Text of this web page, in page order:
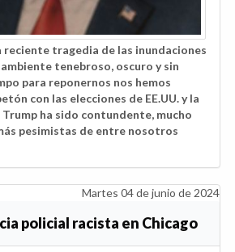
reciente tragedia de las inundaciones
tenebroso, oscuro y sin
para reponernos nos hemos
con las elecciones de EE.UU. y la
ha sido contundente, mucho
pesimistas de entre nosotros
Martes 04 de junio de 2024
policial racista en Chicago